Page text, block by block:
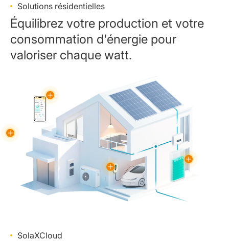
Solutions résidentielles
Équilibrez votre production et votre
consommation d'énergie pour
valoriser chaque watt.
SolaXCloud